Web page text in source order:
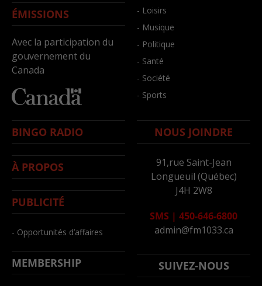
ÉMISSIONS
Avec la participation du
gouvernement du
Canada
- Loisirs
- Musique
- Politique
- Santé
- Société
- Sports
BINGO RADIO
À PROPOS
PUBLICITÉ
- Opportunités d’affaires
MEMBERSHIP
NOUS JOINDRE
91,rue Saint-Jean
Longueuil (Québec)
J4H 2W8
SMS | 450-646-6800
admin@fm1033.ca
SUIVEZ-NOUS